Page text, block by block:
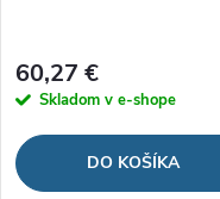
60,27 €
Skladom v e-shope
DO KOŠÍKA